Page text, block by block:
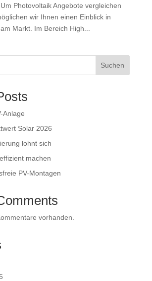
Photovoltaik Angebote vergleichen
wir Ihnen einen Einblick in
Markt. Im Bereich High...
Suchen
Anlage
Solar 2026
lohnt sich
machen
PV-Montagen
vorhanden.